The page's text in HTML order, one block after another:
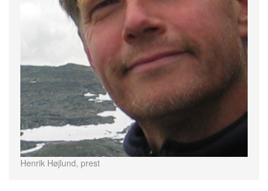
Henrik Højlund, prest